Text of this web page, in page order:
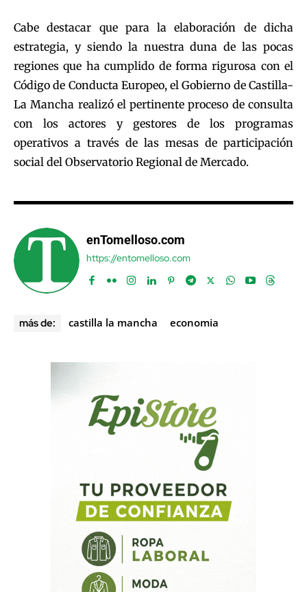
Cabe destacar que para la elaboración de dicha
estrategia, y siendo la nuestra duna de las pocas
regiones que ha cumplido de forma rigurosa con el
Código de Conducta Europeo, el Gobierno de Castilla-
La Mancha realizó el pertinente proceso de consulta
con los actores y gestores de los programas
operativos a través de las mesas de participación
social del Observatorio Regional de Mercado.
enTomelloso.com
https://entomelloso.com
más de: castilla la mancha economia